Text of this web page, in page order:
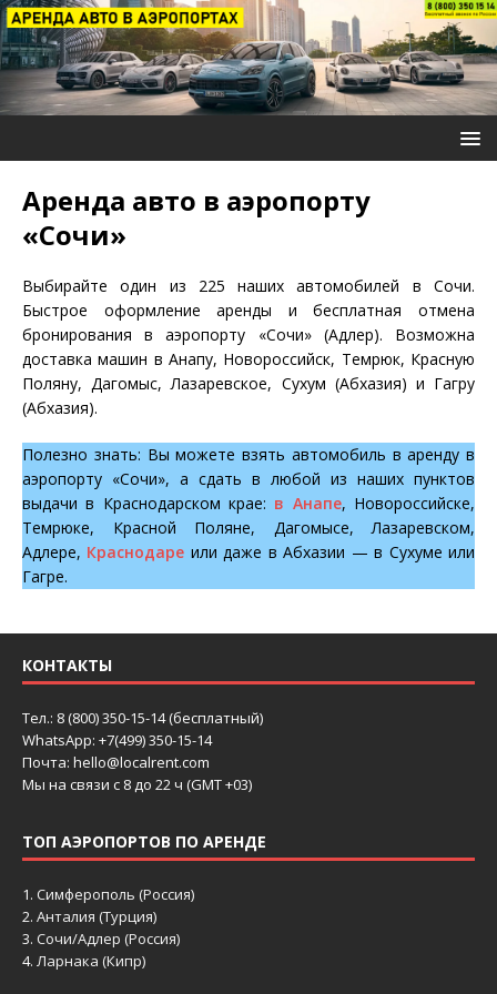
Аренда авто в аэропорту
«Сочи»
Выбирайте один из 225 наших автомобилей в Сочи.
Быстрое оформление аренды и бесплатная отмена
бронирования в аэропорту «Сочи» (Адлер). Возможна
доставка машин в Анапу, Новороссийск, Темрюк, Красную
Поляну, Дагомыс, Лазаревское, Сухум (Абхазия) и Гагру
(Абхазия).
Полезно знать: Вы можете взять автомобиль в аренду в
аэропорту «Сочи», а сдать в любой из наших пунктов
выдачи в Краснодарском крае: в Анапе, Новороссийске,
Темрюке, Красной Поляне, Дагомысе, Лазаревском,
Адлере, Краснодаре или даже в Абхазии — в Сухуме или
Гагре.
КОНТАКТЫ
Тел.: 8 (800) 350-15-14 (бесплатный)
WhatsApp: +7(499) 350-15-14
Почта: hello@localrent.com
Мы на связи с 8 до 22 ч (GMT +03)
ТОП АЭРОПОРТОВ ПО АРЕНДЕ
1. Симферополь (Россия)
2. Анталия (Турция)
3. Сочи/Адлер (Россия)
4. Ларнака (Кипр)